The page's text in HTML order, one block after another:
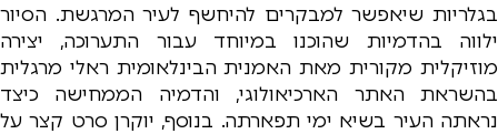
בגלריות שיאפשר למבקרים להיחשף לעיר המרגשת. הסיור
ילווה בהדמיות שהוכנו במיוחד עבור התערוכה, יצירה
מוזיקלית מקורית מאת האמנית הבינלאומית ראלי מרגלית
בהשראת האתר הארכיאולוגי, והדמיה הממחישה כיצד
נראתה העיר בשיא ימי תפארתה. בנוסף, יוקרן סרט קצר על